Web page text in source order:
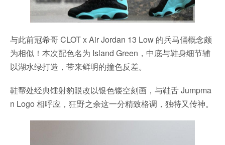
与此前冠希哥 CLOT x Air Jordan 13 Low 的兵马俑概念颇
为相似！本次配色名为 Island Green，中底与鞋身细节辅
以湖水绿打造，带来鲜明的撞色反差。
鞋帮处经典镭射豹眼改以银色镂空刻画，与鞋舌 Jumpma
n Logo 相呼应，狂野之余这一分精致格调，独特又传神。